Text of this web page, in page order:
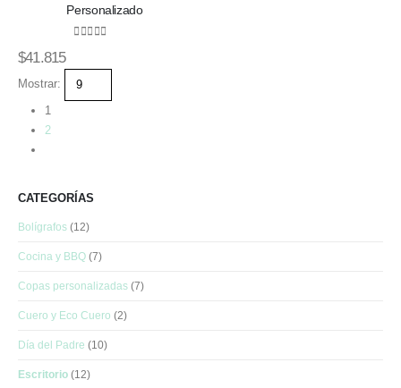
Personalizado
$41.815
Mostrar:
1
2
CATEGORÍAS
Bolígrafos (12)
Cocina y BBQ (7)
Copas personalizadas (7)
Cuero y Eco Cuero (2)
Día del Padre (10)
Escritorio (12)